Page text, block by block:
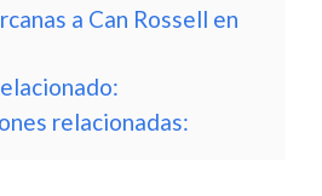
a Can Rossell en
relacionadas: